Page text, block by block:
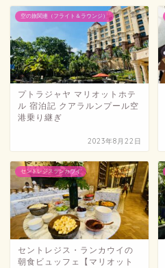
空の旅関連（フライト＆ラウンジ）
プトラジャヤ マリオットホテ
ル 宿泊記 クアラルンプール空
港乗り継ぎ
2023年8月22日
セントレジスランカウイ
セントレジス・ランカウイの
朝食ビュッフェ【マリオット